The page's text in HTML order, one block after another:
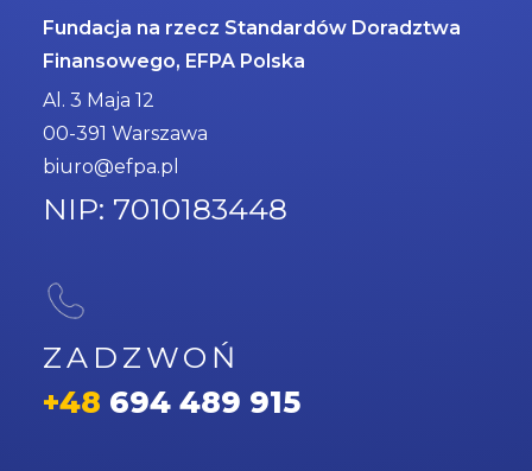
Fundacja na rzecz Standardów Doradztwa
Finansowego, EFPA Polska
Al. 3 Maja 12
00-391 Warszawa
biuro@efpa.pl
NIP: 7010183448
ZADZWOŃ
+48 694 489 915